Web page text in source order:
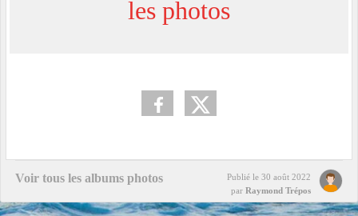
les photos
Voir tous les albums photos Publié le 30 août 2022
par Raymond Trépos